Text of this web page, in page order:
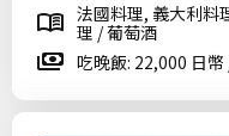
法國料理, 義大利料
理 / 葡萄酒
吃晚飯: 22,000 日